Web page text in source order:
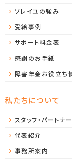
ソレイユの強み
受給事例
サポート料金表
感謝のお手紙
障害年金お役立ち
私たちについて
スタッフ・パートナ
代表紹介
事務所案内